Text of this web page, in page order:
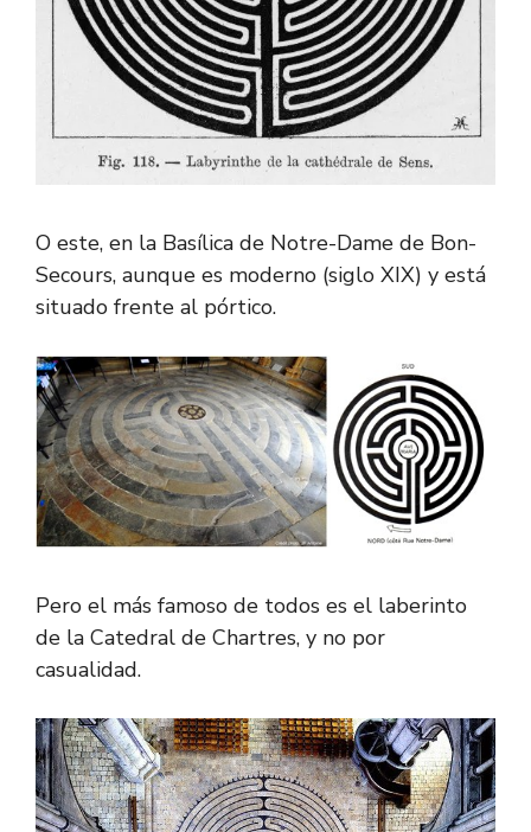
O este, en la Basílica de Notre-Dame de Bon-
Secours, aunque es moderno (siglo XIX) y está
situado frente al pórtico.
Pero el más famoso de todos es el laberinto
de la Catedral de Chartres, y no por
casualidad.